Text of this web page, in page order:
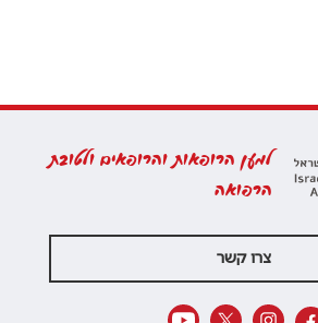
למען הרופאות והרופאים ולטובת
הרפואה
צרו קשר